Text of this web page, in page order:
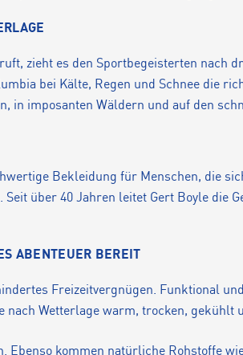
zieht es den Sportbegeisterten nach
bei Kälte, Regen und Schnee die
in imposanten Wäldern und auf den
Bekleidung für Menschen, die
über 40 Jahren leitet Gert Boyle die
ABENTEUER BEREIT
Freizeitvergnügen. Funktional
Wetterlage warm, trocken, gekühlt
kommen natürliche Rohstoffe